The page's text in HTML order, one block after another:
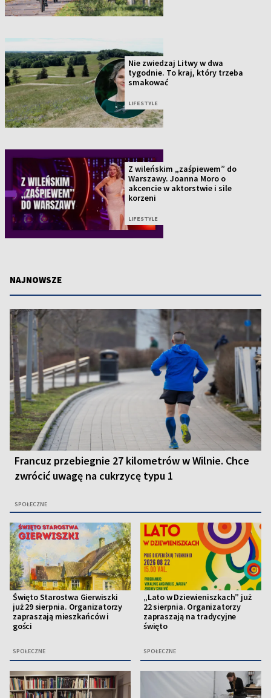
Nie zwiedzaj Litwy w dwa
tygodnie. To kraj, który trzeba
smakować
LIFESTYLE
Z wileńskim „zaśpiewem” do
Warszawy. Joanna Moro o
akcencie w aktorstwie i sile
korzeni
LIFESTYLE
NAJNOWSZE
Francuz przebiegnie 27 kilometrów w Wilnie. Chce
zwrócić uwagę na cukrzycę typu 1
SPOŁECZNE
Święto Starostwa Gierwiszki
już 29 sierpnia. Organizatorzy
zapraszają mieszkańców i
gości
SPOŁECZNE
„Lato w Dziewieniszkach” już
22 sierpnia. Organizatorzy
zapraszają na tradycyjne
święto
SPOŁECZNE